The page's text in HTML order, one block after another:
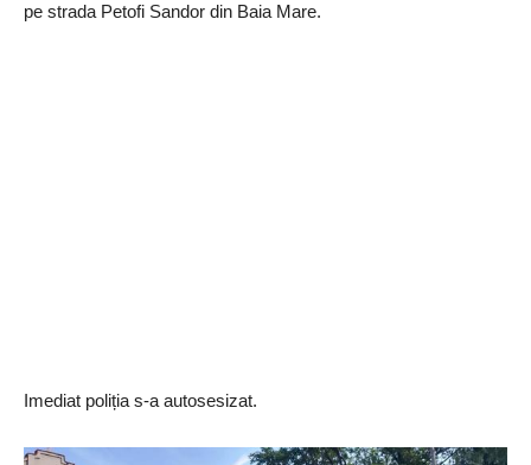
pe strada Petofi Sandor din Baia Mare.
Imediat poliția s-a autosesizat.